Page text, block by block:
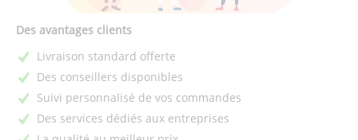
Des avantages clients
Livraison standard offerte
Des conseillers disponibles
Suivi personnalisé de vos commandes
Des services dédiés aux entreprises